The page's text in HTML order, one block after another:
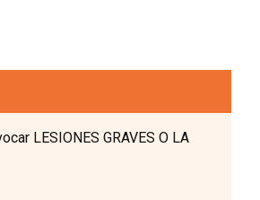
LESIONES GRAVES O LA